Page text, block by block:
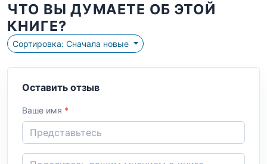
ЧТО ВЫ ДУМАЕТЕ ОБ ЭТОЙ
КНИГЕ?
Сортировка: Сначала новые
Оставить отзыв
Ваше имя *